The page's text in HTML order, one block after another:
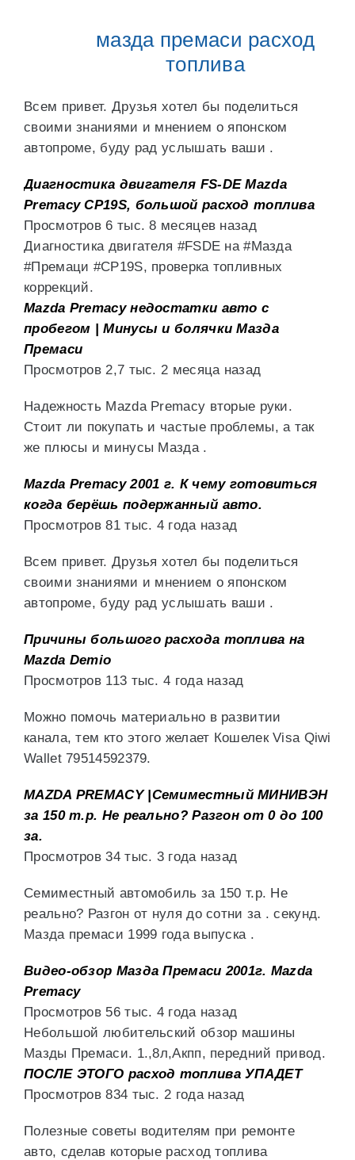
мазда премаси расход
топлива
Всем привет. Друзья хотел бы поделиться
своими знаниями и мнением о японском
автопроме, буду рад услышать ваши .
Диагностика двигателя FS-DE Mazda
Premacy CP19S, большой расход топлива
Просмотров 6 тыс. 8 месяцев назад
Диагностика двигателя #FSDE на #Мазда
#Премаци #CP19S, проверка топливных
коррекций.
Mazda Premacy недостатки авто с
пробегом | Минусы и болячки Мазда
Премаси
Просмотров 2,7 тыс. 2 месяца назад
Надежность Mazda Premacy вторые руки.
Стоит ли покупать и частые проблемы, а так
же плюсы и минусы Мазда .
Mazda Premacy 2001 г. К чему готовиться
когда берёшь подержанный авто.
Просмотров 81 тыс. 4 года назад
Всем привет. Друзья хотел бы поделиться
своими знаниями и мнением о японском
автопроме, буду рад услышать ваши .
Причины большого расхода топлива на
Mazda Demio
Просмотров 113 тыс. 4 года назад
Можно помочь материально в развитии
канала, тем кто этого желает Кошелек Visa Qiwi
Wallet 79514592379.
MAZDA PREMACY |Семиместный МИНИВЭН
за 150 т.р. Не реально? Разгон от 0 до 100
за.
Просмотров 34 тыс. 3 года назад
Семиместный автомобиль за 150 т.р. Не
реально? Разгон от нуля до сотни за . секунд.
Мазда премаси 1999 года выпуска .
Видео-обзор Мазда Премаси 2001г. Mazda
Premacy
Просмотров 56 тыс. 4 года назад
Небольшой любительский обзор машины
Мазды Премаси. 1.,8л,Акпп, передний привод.
ПОСЛЕ ЭТОГО расход топлива УПАДЕТ
Просмотров 834 тыс. 2 года назад
Полезные советы водителям при ремонте
авто, сделав которые расход топлива